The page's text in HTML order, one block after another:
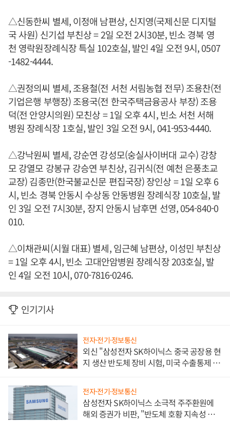
△신동한씨 별세, 이정애 남편상, 신지영(국제신문 디지털
국 사원) 신기섭 부친상 = 2일 오전 2시30분, 빈소 경북 영
천 영락원장례식장 특실 102호실, 발인 4일 오전 9시, 0507
-1482-4444.
△권정의씨 별세, 조용철(전 서천 서림농협 전무) 조용찬(전
기업은행 부행장) 조용국(전 한국주택금융공사 부장) 조용
덕(전 안양시의원) 모친상 = 1일 오후 4시, 빈소 서천 서해
병원 장례식장 1호실, 발인 3일 오전 9시, 041-953-4440.
△강낙원씨 별세, 강순연 강성모(숭실사이버대 교수) 강창
모 강열모 강봉규 강승연 부친상, 김귀식(전 예천 은풍초교
교장) 김종만(한국불교신문 편집국장) 장인상 = 1일 오후 6
시, 빈소 경북 안동시 수상동 안동병원 장례식장 10호실, 발
인 3일 오전 7시30분, 장지 안동시 남후면 선영, 054-840-0
010.
△이채관씨(시월 대표) 별세, 임근혜 남편상, 이성민 부친상
= 1일 오후 4시, 빈소 고대안암병원 장례식장 203호실, 발
인 4일 오전 10시, 070-7816-0246.
인기기사
전자·전기·정보통신
외신 "삼성전자 SK하이닉스 중국 공장용 현
지 생산 반도체 장비 시험, 미국 수출통제 대
전자·전기·정보통신
삼성전자 SK하이닉스 소극적 주주환원에
해외 증권가 비판, "반도체 호황 지속성 의